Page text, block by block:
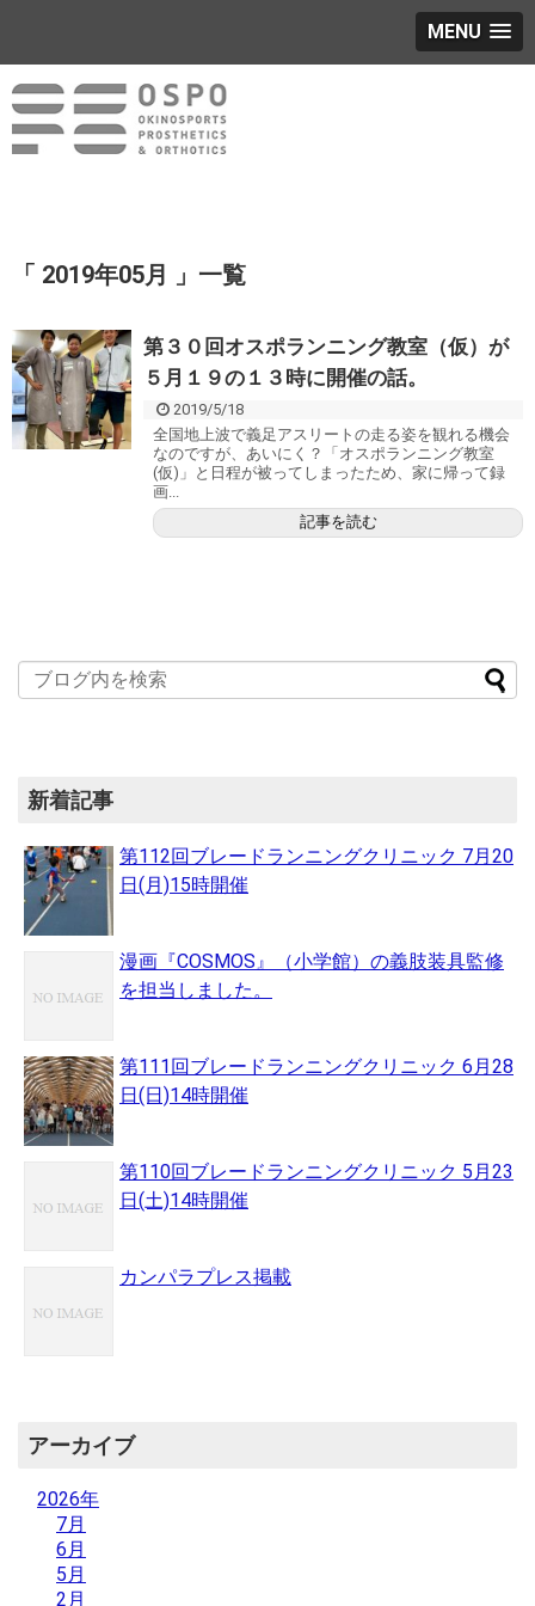
MENU
「 2019年05月 」一覧
第３０回オスポランニング教室（仮）が
５月１９の１３時に開催の話。
2019/5/18
全国地上波で義足アスリートの走る姿を観れる機会
なのですが、あいにく？「オスポランニング教室
(仮)」と日程が被ってしまったため、家に帰って録
画...
記事を読む
新着記事
第112回ブレードランニングクリニック 7月20
日(月)15時開催
漫画『COSMOS』（小学館）の義肢装具監修
を担当しました。
第111回ブレードランニングクリニック 6月28
日(日)14時開催
第110回ブレードランニングクリニック 5月23
日(土)14時開催
カンパラプレス掲載
アーカイブ
2026年
7月
6月
5月
2月